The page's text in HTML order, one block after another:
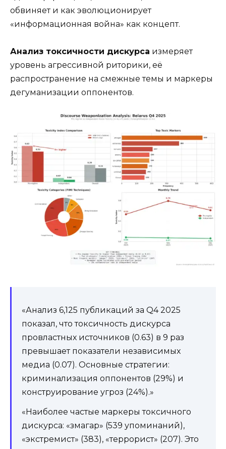
обвиняет и как эволюционирует
«информационная война» как концепт.
Анализ токсичности дискурса измеряет
уровень агрессивной риторики, её
распространение на смежные темы и маркеры
дегуманизации оппонентов.
«Анализ 6,125 публикаций за Q4 2025
показал, что токсичность дискурса
провластных источников (0.63) в 9 раз
превышает показатели независимых
медиа (0.07). Основные стратегии:
криминализация оппонентов (29%) и
конструирование угроз (24%).»
«Наиболее частые маркеры токсичного
дискурса: «змагар» (539 упоминаний),
«экстремист» (383), «террорист» (207). Это